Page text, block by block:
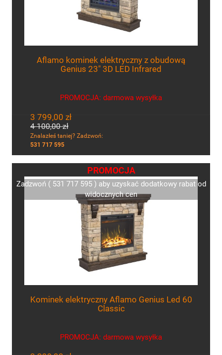
Aflamo kominek elektryczny z obudową
Genius 23" 3D LED Infrared
PROMOCJA: darmowa wysyłka
3 799,00 zł
4 100,00 zł
Znalazłeś taniej? Zadzwoń:
531 717 595
Kominek elektryczny Aflamo Genius Led 60
Classic
PROMOCJA: darmowa wysyłka
PROMOCJA
Zadzwoń ( 531 717 595 ) aby uzyskać dodatkowy rabat od
widocznych cen